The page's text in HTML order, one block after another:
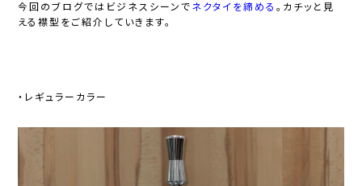
今回のブログではビジネスシーンで ネクタイを締める。カチッと見
える襟型をご紹介していきます。
・ レギュラーカラー